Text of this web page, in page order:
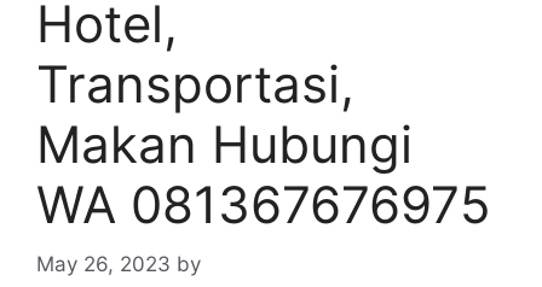
Hotel,
Transportasi,
Makan Hubungi
WA 081367676975
May 26, 2023 by